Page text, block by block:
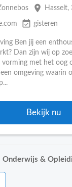
place Hasselt,
event_available gisteren
Ben jij een
Dan zijn wij op
vorming met het oog
omgeving waarin
Bekijk nu
Onderwijs &